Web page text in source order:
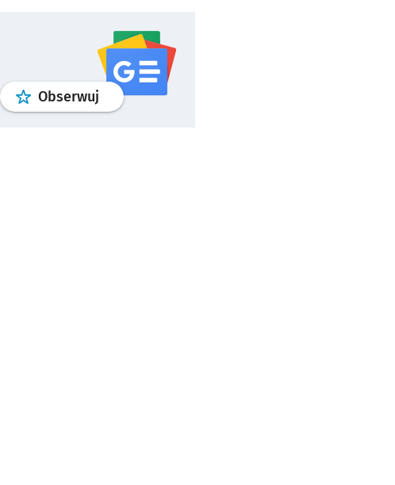
Obserwuj profilgoogle news